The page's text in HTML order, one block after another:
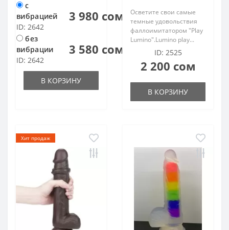
с
вибрацией
ID: 2642
3 980 сом
без
вибрации
ID: 2642
3 580 сом
В КОРЗИНУ
Осветите свои самые
темные удовольствия
фаллоимитатором "Play
Lumino".Lumino play...
ID: 2525
2 200 сом
В КОРЗИНУ
Хит продаж